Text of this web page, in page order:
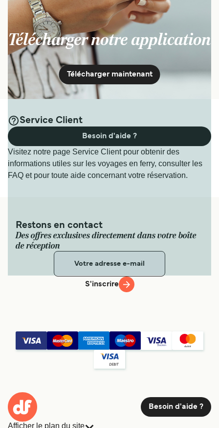
Télécharger notre application
Télécharger maintenant
Service Client
Visitez notre page Service Client pour obtenir des
informations utiles sur les voyages en ferry, consulter les
FAQ et pour toute aide concernant votre réservation.
Besoin d'aide ?
Restons en contact
Des offres exclusives directement dans votre boîte
de réception
S'inscrire
Besoin d'aide ?
Afficher le plan du site